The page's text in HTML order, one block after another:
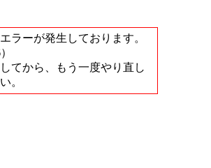
ラーが発生しております。
てから、もう一度やり直し
。